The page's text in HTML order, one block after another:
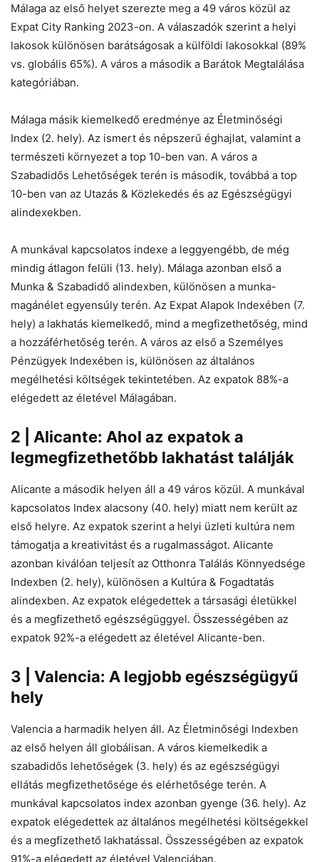
Málaga az első helyet szerezte meg a 49 város közül az
Expat City Ranking 2023-on. A válaszadók szerint a helyi
lakosok különösen barátságosak a külföldi lakosokkal (89%
vs. globális 65%). A város a második a Barátok Megtalálása
kategóriában.
Málaga másik kiemelkedő eredménye az Életminőségi
Index (2. hely). Az ismert és népszerű éghajlat, valamint a
természeti környezet a top 10-ben van. A város a
Szabadidős Lehetőségek terén is második, továbbá a top
10-ben van az Utazás & Közlekedés és az Egészségügyi
alindexekben.
A munkával kapcsolatos indexe a leggyengébb, de még
mindig átlagon felüli (13. hely). Málaga azonban első a
Munka & Szabadidő alindexben, különösen a munka-
magánélet egyensúly terén. Az Expat Alapok Indexében (7.
hely) a lakhatás kiemelkedő, mind a megfizethetőség, mind
a hozzáférhetőség terén. A város az első a Személyes
Pénzügyek Indexében is, különösen az általános
megélhetési költségek tekintetében. Az expatok 88%-a
elégedett az életével Málagában.
2 | Alicante: Ahol az expatok a
legmegfizethetőbb lakhatást találják
Alicante a második helyen áll a 49 város közül. A munkával
kapcsolatos Index alacsony (40. hely) miatt nem került az
első helyre. Az expatok szerint a helyi üzleti kultúra nem
támogatja a kreativitást és a rugalmasságot. Alicante
azonban kiválóan teljesít az Otthonra Találás Könnyedsége
Indexben (2. hely), különösen a Kultúra & Fogadtatás
alindexben. Az expatok elégedettek a társasági életükkel
és a megfizethető egészségüggyel. Összességében az
expatok 92%-a elégedett az életével Alicante-ben.
3 | Valencia: A legjobb egészségügyű
hely
Valencia a harmadik helyen áll. Az Életminőségi Indexben
az első helyen áll globálisan. A város kiemelkedik a
szabadidős lehetőségek (3. hely) és az egészségügyi
ellátás megfizethetősége és elérhetősége terén. A
munkával kapcsolatos index azonban gyenge (36. hely). Az
expatok elégedettek az általános megélhetési költségekkel
és a megfizethető lakhatással. Összességében az expatok
91%-a elégedett az életével Valenciában.